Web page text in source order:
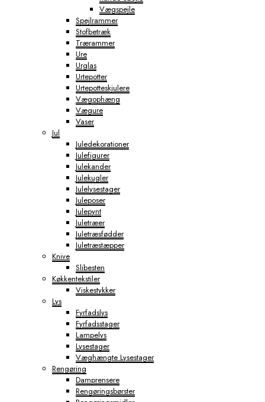
Vægspejle
Spejlrammer
Stofbetræk
Trærammer
Ure
Urglas
Urtepotter
Urtepotteskjulere
Vægophæng
Vægure
Vaser
Jul
Juledekorationer
Julefigurer
Julekander
Julekugler
Julelysestager
Juleposer
Julepynt
Juletræer
Juletræsfødder
Juletræstæpper
Knive
Slibesten
Køkkentekstiler
Viskestykker
Lys
Fyrfadslys
Fyrfadsstager
Lampelys
Lysestager
Væghængte Lysestager
Rengøring
Damprensere
Rengøringsbørster